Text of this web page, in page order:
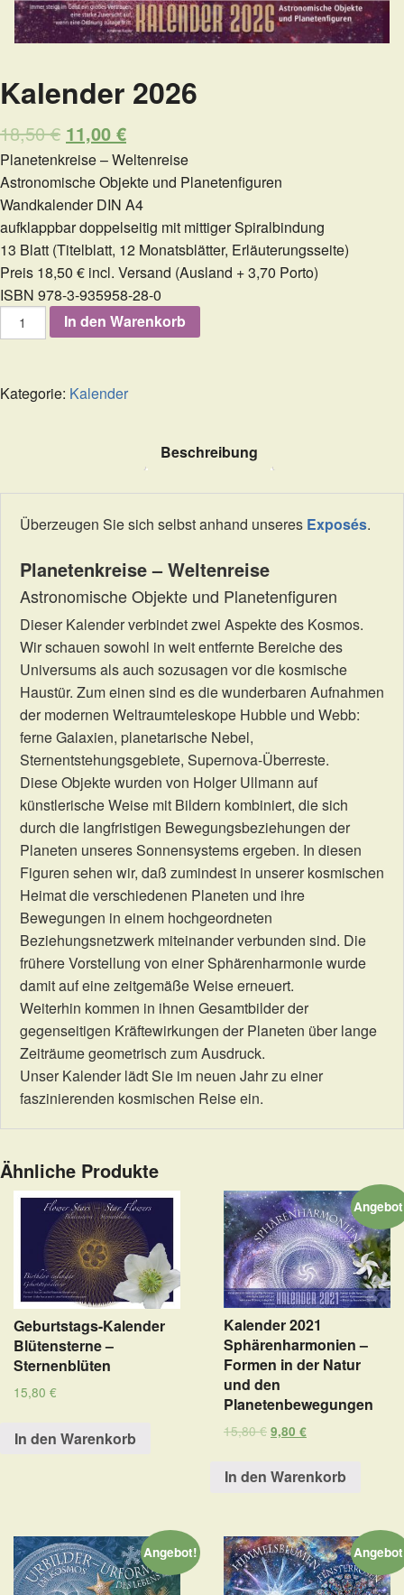
Kalender 2026
18,50€ 11,00 €
Planetenkreise – Weltenreise
Astronomische Objekte und Planetenfiguren
Wandkalender DIN A4
aufklappbar doppelseitig mit mittiger Spiralbindung
13 Blatt (Titelblatt, 12 Monatsblätter, Erläuterungsseite)
Preis 18,50 € incl. Versand (Ausland + 3,70 Porto)
ISBN 978-3-935958-28-0
Kalender
2026
In den Warenkorb
Kategorie: Kalender
Beschreibung
Überzeugen Sie sich selbst anhand unseres Exposés.
Planetenkreise – Weltenreise
Astronomische Objekte und Planetenfiguren
Dieser Kalender verbindet zwei Aspekte des Kosmos.
Wir schauen sowohl in weit entfernte Bereiche des
Universums als auch sozusagen vor die kosmische
Haustür. Zum einen sind es die wunderbaren Aufnahmen
der modernen Weltraumteleskope Hubble und Webb:
ferne Galaxien, planetarische Nebel,
Sternentstehungsgebiete, Supernova-Überreste.
Diese Objekte wurden von Holger Ullmann auf
künstlerische Weise mit Bildern kombiniert, die sich
durch die langfristigen Bewegungsbeziehungen der
Planeten unseres Sonnensystems ergeben. In diesen
Figuren sehen wir, daß zumindest in unserer kosmischen
Heimat die verschiedenen Planeten und ihre
Bewegungen in einem hochgeordneten
Beziehungsnetzwerk miteinander verbunden sind. Die
frühere Vorstellung von einer Sphärenharmonie wurde
damit auf eine zeitgemäße Weise erneuert.
Weiterhin kommen in ihnen Gesamtbilder der
gegenseitigen Kräftewirkungen der Planeten über lange
Zeiträume geometrisch zum Ausdruck.
Unser Kalender lädt Sie im neuen Jahr zu einer
faszinierenden kosmischen Reise ein.
Ähnliche Produkte
Geburtstags-Kalender
Blütensterne –
Sternenblüten
15,80 €
In den Warenkorb
Kalender 2021
Sphärenharmonien –
Formen in der Natur
und den
Planetenbewegungen
15,80€ 9,80 €
In den Warenkorb
Angebot!